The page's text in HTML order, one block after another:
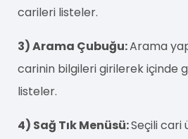
carileri listeler.
3) Arama Çubuğu:Arama
carinin bilgileri girilerek içinde
listeler.
4) Sağ Tık Menüsü:Seçili cari